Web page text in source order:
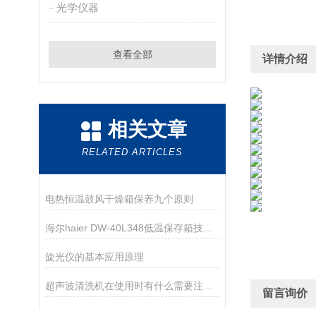
光学仪器
查看全部
相关文章
RELATED ARTICLES
电热恒温鼓风干燥箱保养九个原则
海尔haier DW-40L348低温保存箱技术资料
旋光仪的基本应用原理
详情介绍
留言询价